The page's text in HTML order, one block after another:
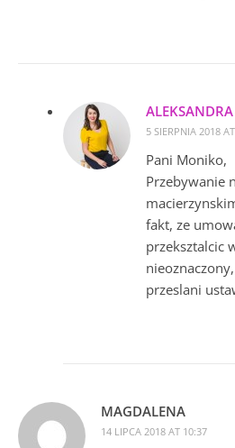
5 SIERPNIA 2018
Pani Moniko,
Przebywanie
fakt, ze
przeksztalcic
przeslani
MAGDALENA
14 LIPCA 2018 AT 10:37